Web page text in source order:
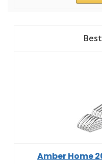
Amber Home